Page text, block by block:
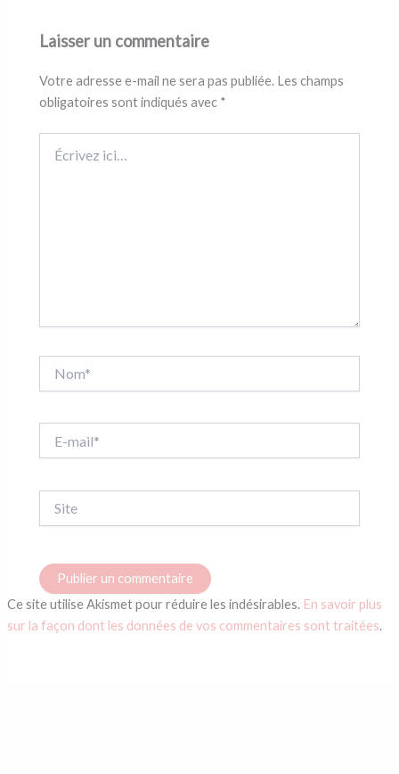
Laisser un commentaire
Votre adresse e-mail ne sera pas publiée. Les champs
obligatoires sont indiqués avec *
ici…
mail*
Ce site utilise Akismet pour réduire les indésirables. En savoir plus
sur la façon dont les données de vos commentaires sont traitées.